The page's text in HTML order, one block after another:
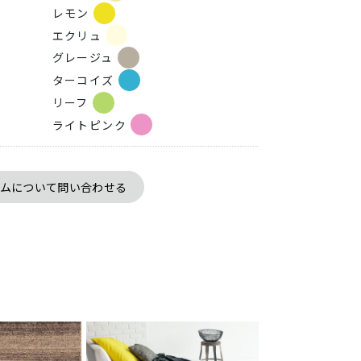
レモン
エクリュ
グレージュ
ターコイズ
リーフ
ライトピンク
について問い合わせる